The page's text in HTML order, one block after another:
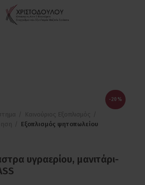
-20%
Εξοπλισμός ψητοπωλείου
υγραερίου, μανιτάρι-